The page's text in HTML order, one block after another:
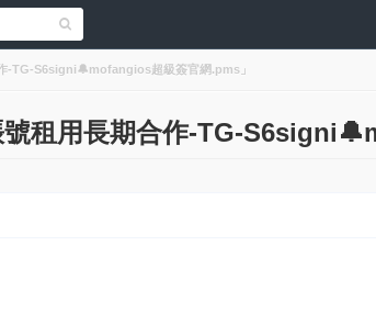
-TG-S6signi🔔mofangios超級簽官網.pms」
租用長期合作-TG-